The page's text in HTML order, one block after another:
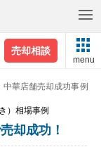
売却相談
menu
華店舗売却成功事例
）相場事例
却成功！